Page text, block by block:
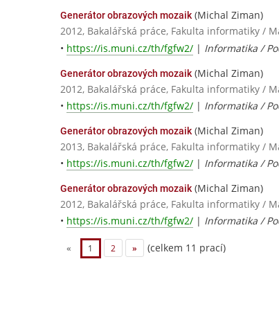
Generátor obrazových mozaik(Michal Ziman)
2012, Bakalářská práce, Fakulta informatiky /
• https://is.muni.cz/th/fgfw2/ | Informatika /
Generátor obrazových mozaik (Michal Ziman)
2012, Bakalářská práce, Fakulta informatiky /
• https://is.muni.cz/th/fgfw2/ | Informatika /
Generátor obrazových mozaik (Michal Ziman)
2013, Bakalářská práce, Fakulta informatiky /
• https://is.muni.cz/th/fgfw2/ | Informatika /
Generátor obrazových mozaik(Michal Ziman)
2012, Bakalářská práce, Fakulta informatiky /
• https://is.muni.cz/th/fgfw2/ | Informatika /
« 1 2 » (celkem 11 prací)